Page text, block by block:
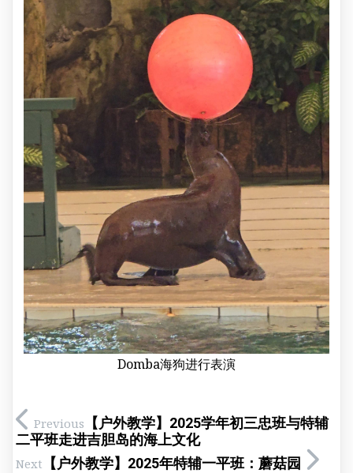
Domba海狗进行表演
Previous 【户外教学】2025学年初三忠班与特辅
二平班走进吉胆岛的海上文化
Next 【户外教学】2025年特辅一平班：蘑菇园